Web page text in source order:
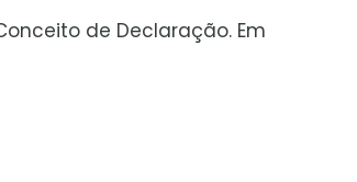
de Declaração. Em